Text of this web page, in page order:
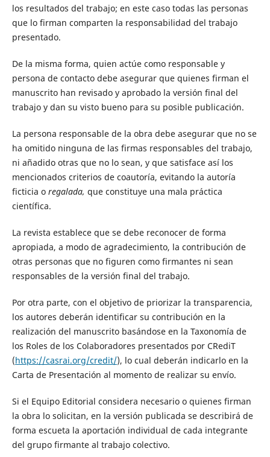
los resultados del trabajo; en este caso todas las personas
que lo firman comparten la responsabilidad del trabajo
presentado.
De la misma forma, quien actúe como responsable y
persona de contacto debe asegurar que quienes firman el
manuscrito han revisado y aprobado la versión final del
trabajo y dan su visto bueno para su posible publicación.
La persona responsable de la obra debe asegurar que no se
ha omitido ninguna de las firmas responsables del trabajo,
ni añadido otras que no lo sean, y que satisface así los
mencionados criterios de coautoría, evitando la autoría
ficticia o regalada, que constituye una mala práctica
científica.
La revista establece que se debe reconocer de forma
apropiada, a modo de agradecimiento, la contribución de
otras personas que no figuren como firmantes ni sean
responsables de la versión final del trabajo.
Por otra parte, con el objetivo de priorizar la transparencia,
los autores deberán identificar su contribución en la
realización del manuscrito basándose en la Taxonomía de
los Roles de los Colaboradores presentados por CRediT
(https://casrai.org/credit/), lo cual deberán indicarlo en la
Carta de Presentación al momento de realizar su envío.
Si el Equipo Editorial considera necesario o quienes firman
la obra lo solicitan, en la versión publicada se describirá de
forma escueta la aportación individual de cada integrante
del grupo firmante al trabajo colectivo.